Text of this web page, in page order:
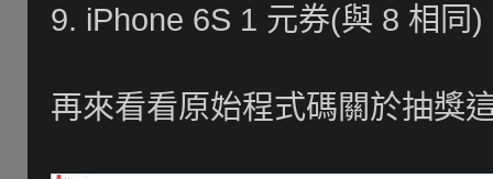
9. iPhone 6S 1 元券(與 8 相同)
再來看看原始程式碼關於抽獎